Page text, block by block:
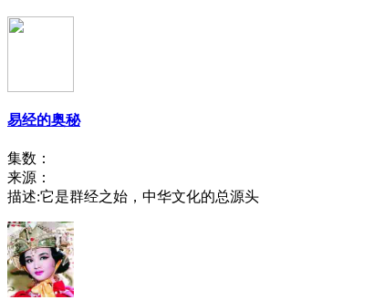
易经的奥秘
集数：
来源：
描述:它是群经之始，中华文化的总源头